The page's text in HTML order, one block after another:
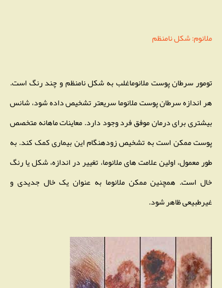
ملانوم: شکل نامنظم
تومور سرطان پوست ملانوماغلب به شکل نامنظم و چند رنگ است.
هر اندازه سرطان پوست ملانوما سریعتر تشخیص داده شود، شانس
بیشتری برای درمان موفق فرد وجود دارد. معاینات ماهانه متخصص
پوست ممکن است به تشخیص زودهنگام این بیماری کمک کند. به
طور معمول، اولین علامت های ملانوما، تغییر در اندازه، شکل یا رنگ
خال است. همچنین ممکن ملانوما به عنوان یک خال جدیدی و
غیرطبیعی ظاهر شود.